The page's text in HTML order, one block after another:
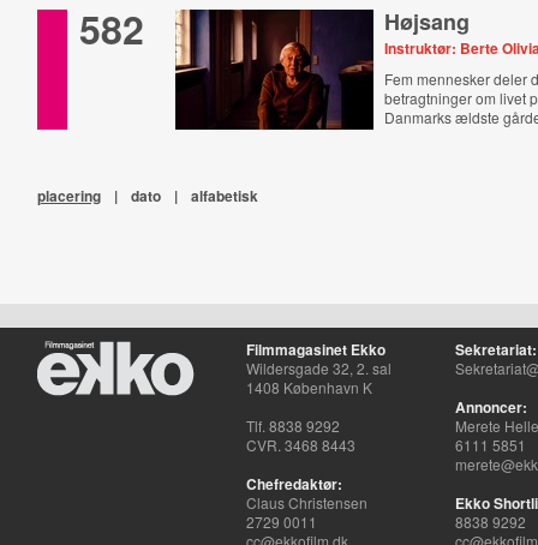
582 Højsang
Instruktør: Berte
Fem mennesker deler
betragtninger om livet
Danmarks ældste
placering | dato | alfabetisk
Filmmagasinet Ekko
Wildersgade 32, 2. sal
1408 København K
Tlf. 8838 9292
CVR. 3468 8443
Chefredaktør:
Claus Christensen
2729 0011
cc@ekkofilm.dk
Sekretariat:
Annoncer:
Merete
6111 5851
Ekko
8838 9292